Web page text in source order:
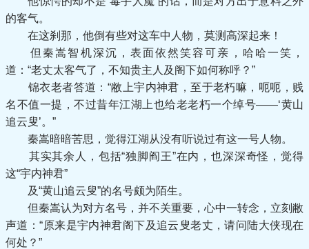
的客气。
在这刹那，他倒有些对这车中人物，莫测高深起来！
但秦嵩智机深沉，表面依然笑容可亲，哈哈一笑，
道：“老丈太客气了，不知贵主人及阁下如何称呼？”
锦衣老者答道：“敝上宇内神君，至于老朽嘛，呃呃，贱
名不值一提，不过昔年江湖上也给老老朽一个绰号——‘黄山
追云叟’。”
秦嵩暗暗苦思，觉得江湖从没有听说过有这一号人物。
其实其余人，包括“独脚阎王”在内，也深深奇怪，觉得
这“宇内神君”
及“黄山追云叟”的名号颇为陌生。
但秦嵩认为对方名号，并不关重要，心中一转念，立刻敝
声道：“原来是宇内神君阁下及追云叟老丈，请问陆大侠现在
何处？”